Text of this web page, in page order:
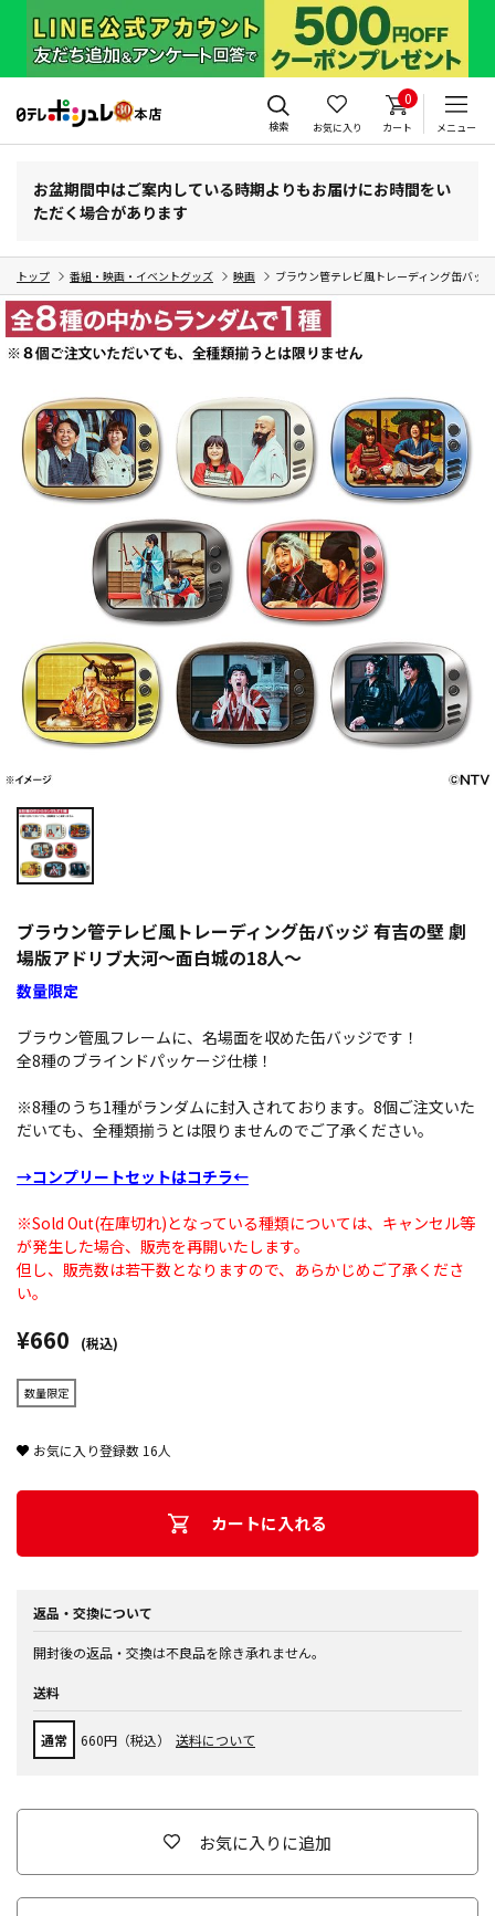
検索 お気に入り
0
カート メニュー
お盆期間中はご案内している時期よりもお届けにお時間をい
ただく場合があります
トップ 番組・映画・イベントグッズ 映画 ブラウン管テレビ風トレーディング缶バッ
ブラウン管テレビ風トレーディング缶バッジ 有吉の壁 劇
場版アドリブ大河～面白城の18人～
数量限定
ブラウン管風フレームに、名場面を収めた缶バッジです！
全8種のブラインドパッケージ仕様！
※8種のうち1種がランダムに封入されております。8個ご注文いた
だいても、全種類揃うとは限りませんのでご了承ください。
→コンプリートセットはコチラ←
※Sold Out(在庫切れ)となっている種類については、キャンセル等
が発生した場合、販売を再開いたします。
但し、販売数は若干数となりますので、あらかじめご了承くださ
い。
¥660 (税込)
数量限定
お気に入り登録数 16人
カートに入れる
返品・交換について
開封後の返品・交換は不良品を除き承れません。
送料
通常 660円（税込） 送料について
お気に入りに追加